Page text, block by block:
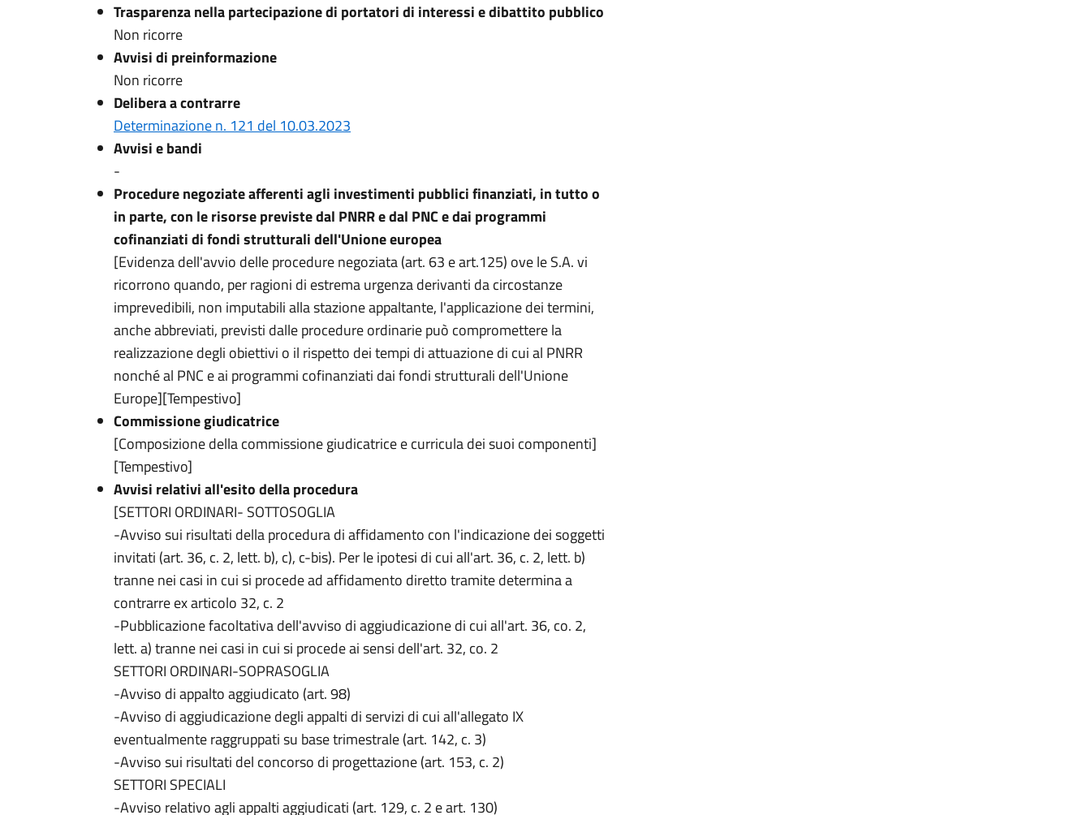
Trasparenza nella partecipazione di portatori di interessi e dibattito pubblico
Non ricorre
Avvisi di preinformazione
Non ricorre
Delibera a contrarre
Determinazione n. 121 del 10.03.2023
Avvisi e bandi
-
Procedure negoziate afferenti agli investimenti pubblici finanziati, in tutto o
in parte, con le risorse previste dal PNRR e dal PNC e dai programmi
cofinanziati di fondi strutturali dell'Unione europea
[Evidenza dell'avvio delle procedure negoziata (art. 63 e art.125) ove le S.A. vi
ricorrono quando, per ragioni di estrema urgenza derivanti da circostanze
imprevedibili, non imputabili alla stazione appaltante, l'applicazione dei termini,
anche abbreviati, previsti dalle procedure ordinarie può compromettere la
realizzazione degli obiettivi o il rispetto dei tempi di attuazione di cui al PNRR
nonché al PNC e ai programmi cofinanziati dai fondi strutturali dell'Unione
Europe][Tempestivo]
Commissione giudicatrice
[Composizione della commissione giudicatrice e curricula dei suoi componenti]
[Tempestivo]
Avvisi relativi all'esito della procedura
[SETTORI ORDINARI- SOTTOSOGLIA
-Avviso sui risultati della procedura di affidamento con l'indicazione dei soggetti
invitati (art. 36, c. 2, lett. b), c), c-bis). Per le ipotesi di cui all'art. 36, c. 2, lett. b)
tranne nei casi in cui si procede ad affidamento diretto tramite determina a
contrarre ex articolo 32, c. 2
-Pubblicazione facoltativa dell'avviso di aggiudicazione di cui all'art. 36, co. 2,
lett. a) tranne nei casi in cui si procede ai sensi dell'art. 32, co. 2
SETTORI ORDINARI-SOPRASOGLIA
-Avviso di appalto aggiudicato (art. 98)
-Avviso di aggiudicazione degli appalti di servizi di cui all'allegato IX
eventualmente raggruppati su base trimestrale (art. 142, c. 3)
-Avviso sui risultati del concorso di progettazione (art. 153, c. 2)
SETTORI SPECIALI
-Avviso relativo agli appalti aggiudicati (art. 129, c. 2 e art. 130)